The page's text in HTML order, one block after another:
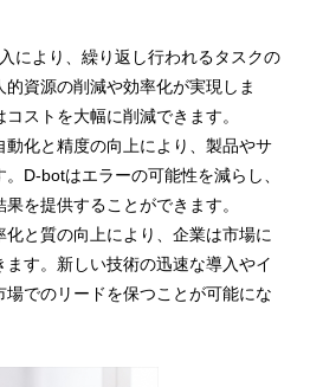
により、繰り返し行われるタスクの
資源の削減や効率化が実現しま
ストを大幅に削減できます。
動化と精度の向上により、製品やサ
D-botはエラーの可能性を減らし、
を提供することができます。
化と質の向上により、企業は市場に
す。新しい技術の迅速な導入やイ
場でのリードを保つことが可能にな